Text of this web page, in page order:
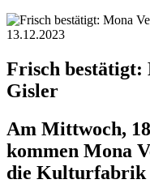
13.12.2023
Frisch bestätigt:
Gisler
Am Mittwoch,
kommen Mona
die Kulturfabrik